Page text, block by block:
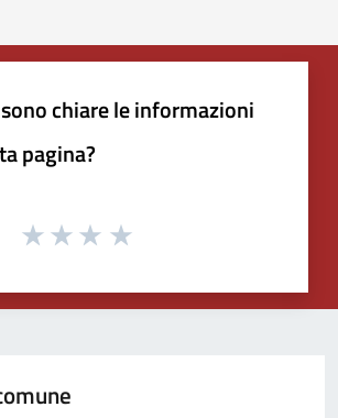
chiare le informazioni
pagina?